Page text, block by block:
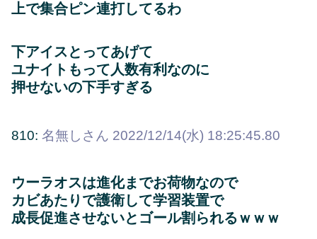
上で集合ピン連打してるわ
下アイスとってあげて
ユナイトもって人数有利なのに
押せないの下手すぎる
810: 名無しさん 2022/12/14(水) 18:25:45.80
ウーラオスは進化までお荷物なので
カビあたりで護衛して学習装置で
成長促進させないとゴール割られるｗｗｗ